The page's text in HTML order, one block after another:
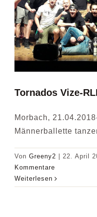
VERANSTALTUNGEN
DIE AKTIVEN
BILDER
Tornados Vize-
Morbach,
Männerballette
Von Greeny2 22. April
Kommentare
Weiterlesen